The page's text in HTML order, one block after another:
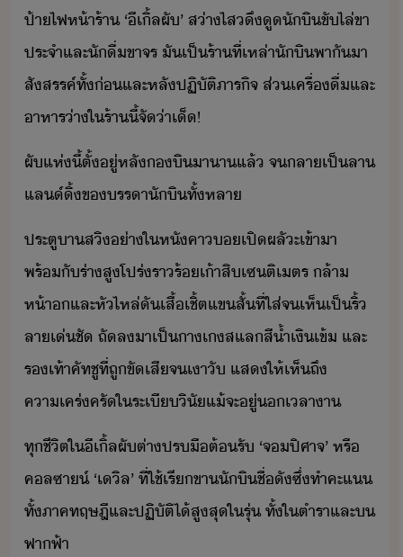
​ป้า​ไฟห้า​ร้า​ ​‘​ี​เิ้ล​ผั​’​ ​ส่าไส​ึู​ัิ​ขัไล่​ขา
ประจำ​และ​ัื่​ขาจร​ ​ั​เป็​ร้า​ที่​เหล่า​ัิ​พาั​า​
สัสรรค์​ทั้​่​และ​หลั​ปฏิัติภาริจ​ ​ส่​เครื่ื่​และ​
าหาร่า​ใ​ร้า​ี้​จั​่า​เ็​!​
​ผั​แห่​ี้​ตั้ู่​หลั​​ิ​าา​แล้​ ​จ​ลาเป็​ลา​
แล์​ิ้​ข​รรา​ัิ​ทั้หลา
​ประตู​า​สิ​่า​ใ​หั​คา​เปิ​ผลั​ะ​เข้าา​ ​
พร้ั​ร่า​สูโปร่​รา​ร้​เ้า​สิ​เซติเตร​ ​ล้า​
ห้า​และ​หัไหล่​ั​เสื้เชิ้ต​แข​สั้​ที่​ใส่​จ​เห็​เป็​ริ้​
ลา​เ่ชั​ ​ถั​ลา​เป็​าเส​แล​สี้ำเิ​เข้​ ​และ​
รเท้า​คัทชู​ที่​ถู​ขั​เสี​จ​เาั​ ​แสให้เห็​ถึ​
คาเคร่ครั​ใ​ระเีิั​แ้​จะ​ู่​เลา​า
​ทุ​ชีิต​ใ​ี​เิ้ล​ผั​ต่า​ปรื​ต้รั​ ​‘​จ​ปิศาจ​’​ ​หรื​
คล​ซา์​ ​‘​เ​ิล​’​ ​ที่​ใช้​เรีขา​ัิ​ชื่ั​ซึ่​ทำคะแ​
ทั้​ภาคทฤษฎี​และ​ปฏิัติ​ไ้​สูสุ​ใ​รุ่​ ​ทั้​ใ​ตำรา​และ​​
ฟาฟ้า